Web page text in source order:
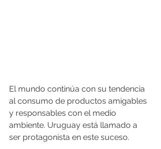
El mundo continúa con su tendencia
al consumo de productos amigables
y responsables con el medio
ambiente. Uruguay está llamado a
ser protagonista en este suceso.